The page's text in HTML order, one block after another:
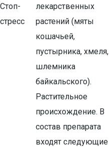
Стоп-
стресс
лекарственных
растений (мяты
кошачьей,
пустырника, хмеля,
шлемника
байкальского).
Растительное
происхождение. В
состав препарата
входят следующие